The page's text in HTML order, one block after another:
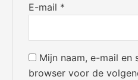
E-mail *
Mijn naam, e-mail en
browser voor de